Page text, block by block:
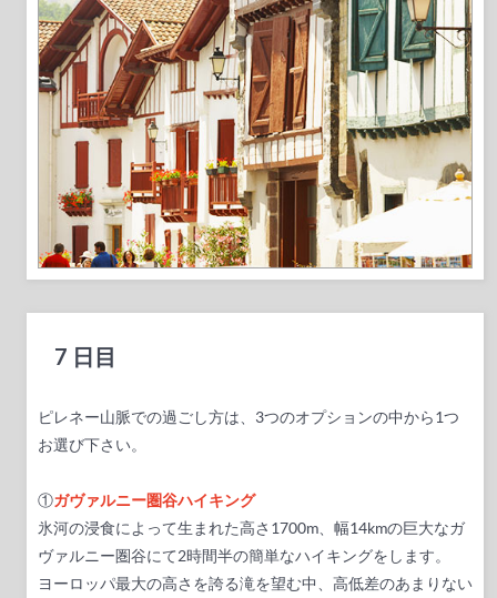
7 日目
ピレネー山脈での過ごし方は、3つのオプションの中から1つ
お選び下さい。
①ガヴァルニー圏谷ハイキング
氷河の浸食によって生まれた高さ1700m、幅14kmの巨大なガ
ヴァルニー圏谷にて2時間半の簡単なハイキングをします。
ヨーロッパ最大の高さを誇る滝を望む中、高低差のあまりない